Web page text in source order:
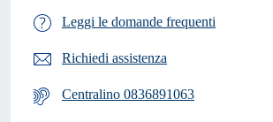
Leggi le domande frequenti
Richiedi assistenza
Centralino 0836891063